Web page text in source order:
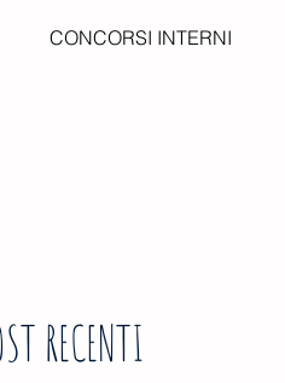
CONCORSI INTERNI
RECENTI